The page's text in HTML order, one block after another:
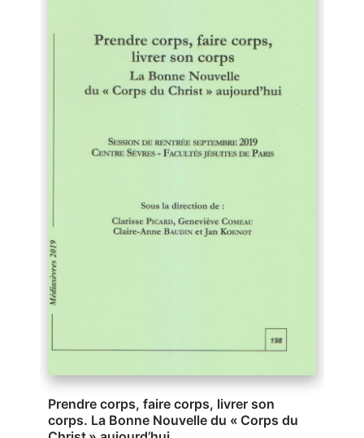
Prendre corps, faire corps, livrer son
corps. La Bonne Nouvelle du « Corps du